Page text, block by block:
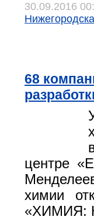
30.09.2016
68
центре
химии
«ХИМИЯ: